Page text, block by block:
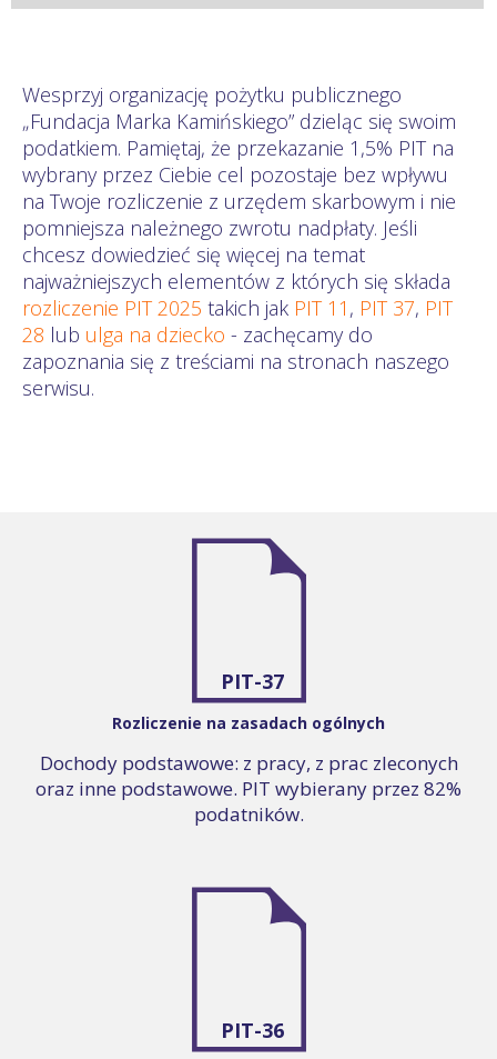
Wesprzyj organizację pożytku publicznego
„Fundacja Marka Kamińskiego” dzieląc się swoim
podatkiem. Pamiętaj, że przekazanie 1,5% PIT na
wybrany przez Ciebie cel pozostaje bez wpływu
na Twoje rozliczenie z urzędem skarbowym i nie
pomniejsza należnego zwrotu nadpłaty. Jeśli
chcesz dowiedzieć się więcej na temat
najważniejszych elementów z których się składa
rozliczenie PIT 2025 takich jak PIT 11 , PIT 37, PIT
28 lub ulga na dziecko - zachęcamy do
zapoznania się z treściami na stronach naszego
serwisu.
PIT-37
Rozliczenie na zasadach ogólnych
Dochody podstawowe: z pracy, z prac zleconych
oraz inne podstawowe. PIT wybierany przez 82%
podatników.
PIT-36